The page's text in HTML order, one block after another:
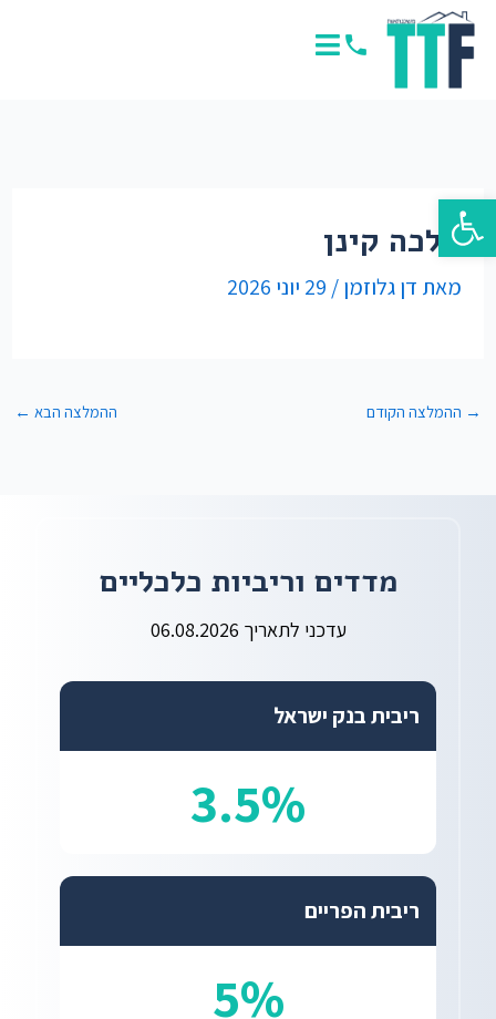
פתח סרגל נגישות
דילוג
לתוכן
מלכה קינן
מאת דן גלוזמן/ 29 יוני 2026
→ ההמלצה הקודם ההמלצה הבא ←
מדדים וריביות כלכליים
עדכני לתאריך 06.08.2026
ריבית בנק ישראל
3.5%
ריבית הפריים
5%